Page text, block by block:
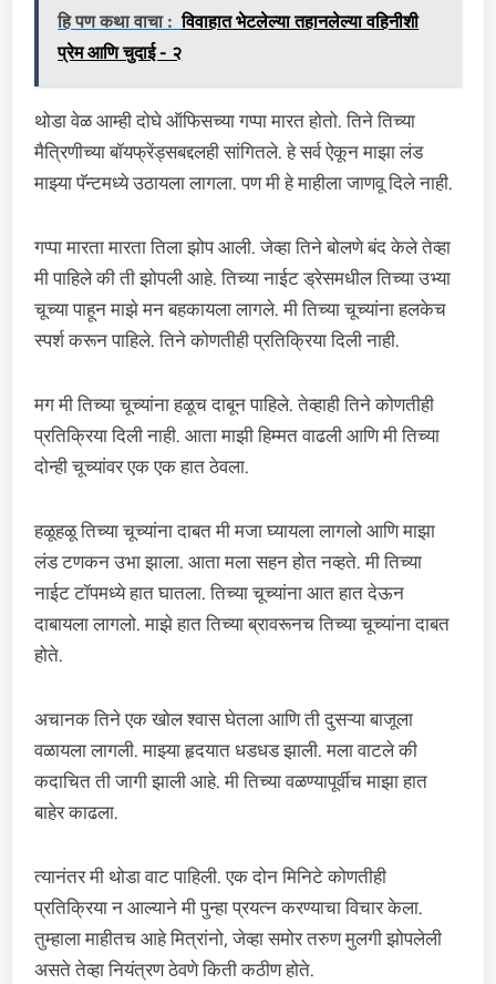
हि पण कथा वाचा : विवाहात भेटलेल्या तहानलेल्या वहिनीशी
प्रेम आणि चुदाई - २
थोडा वेळ आम्ही दोघे ऑफिसच्या गप्पा मारत होतो. तिने तिच्या
मैत्रिणीच्या बॉयफ्रेंड्सबद्दलही सांगितले. हे सर्व ऐकून माझा लंड
माझ्या पॅन्टमध्ये उठायला लागला. पण मी हे माहीला जाणवू दिले नाही.
गप्पा मारता मारता तिला झोप आली. जेव्हा तिने बोलणे बंद केले तेव्हा
मी पाहिले की ती झोपली आहे. तिच्या नाईट ड्रेसमधील तिच्या उभ्या
चूच्या पाहून माझे मन बहकायला लागले. मी तिच्या चूच्यांना हलकेच
स्पर्श करून पाहिले. तिने कोणतीही प्रतिक्रिया दिली नाही.
मग मी तिच्या चूच्यांना हळूच दाबून पाहिले. तेव्हाही तिने कोणतीही
प्रतिक्रिया दिली नाही. आता माझी हिम्मत वाढली आणि मी तिच्या
दोन्ही चूच्यांवर एक एक हात ठेवला.
हळूहळू तिच्या चूच्यांना दाबत मी मजा घ्यायला लागलो आणि माझा
लंड टणकन उभा झाला. आता मला सहन होत नव्हते. मी तिच्या
नाईट टॉपमध्ये हात घातला. तिच्या चूच्यांना आत हात देऊन
दाबायला लागलो. माझे हात तिच्या ब्रावरूनच तिच्या चूच्यांना दाबत
होते.
अचानक तिने एक खोल श्वास घेतला आणि ती दुसऱ्या बाजूला
वळायला लागली. माझ्या हृदयात धडधड झाली. मला वाटले की
कदाचित ती जागी झाली आहे. मी तिच्या वळण्यापूर्वीच माझा हात
बाहेर काढला.
त्यानंतर मी थोडा वाट पाहिली. एक दोन मिनिटे कोणतीही
प्रतिक्रिया न आल्याने मी पुन्हा प्रयत्न करण्याचा विचार केला.
तुम्हाला माहीतच आहे मित्रांनो, जेव्हा समोर तरुण मुलगी झोपलेली
असते तेव्हा नियंत्रण ठेवणे किती कठीण होते.